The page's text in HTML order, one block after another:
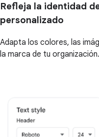
Refleja la identidad
personalizado
Adapta los colores, las
la marca de tu organización.